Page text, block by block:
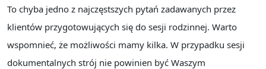
To chyba jedno z najczęstszych pytań zadawanych przez
klientów przygotowujących się do sesji rodzinnej. Warto
wspomnieć, że możliwości mamy kilka. W przypadku sesji
dokumentalnych strój nie powinien być Waszym